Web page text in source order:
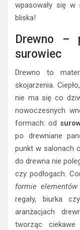
wpasowały się
bliska!
Drewno –
surowiec
Drewno to
skojarzenia.
nie ma się co
nowoczesnych
formach: od
po drewniane
punkt w salonach
do drewna nie
czy podłogach.
formie elementów
regały, biurka
aranżacjach
tworząc ciekawe